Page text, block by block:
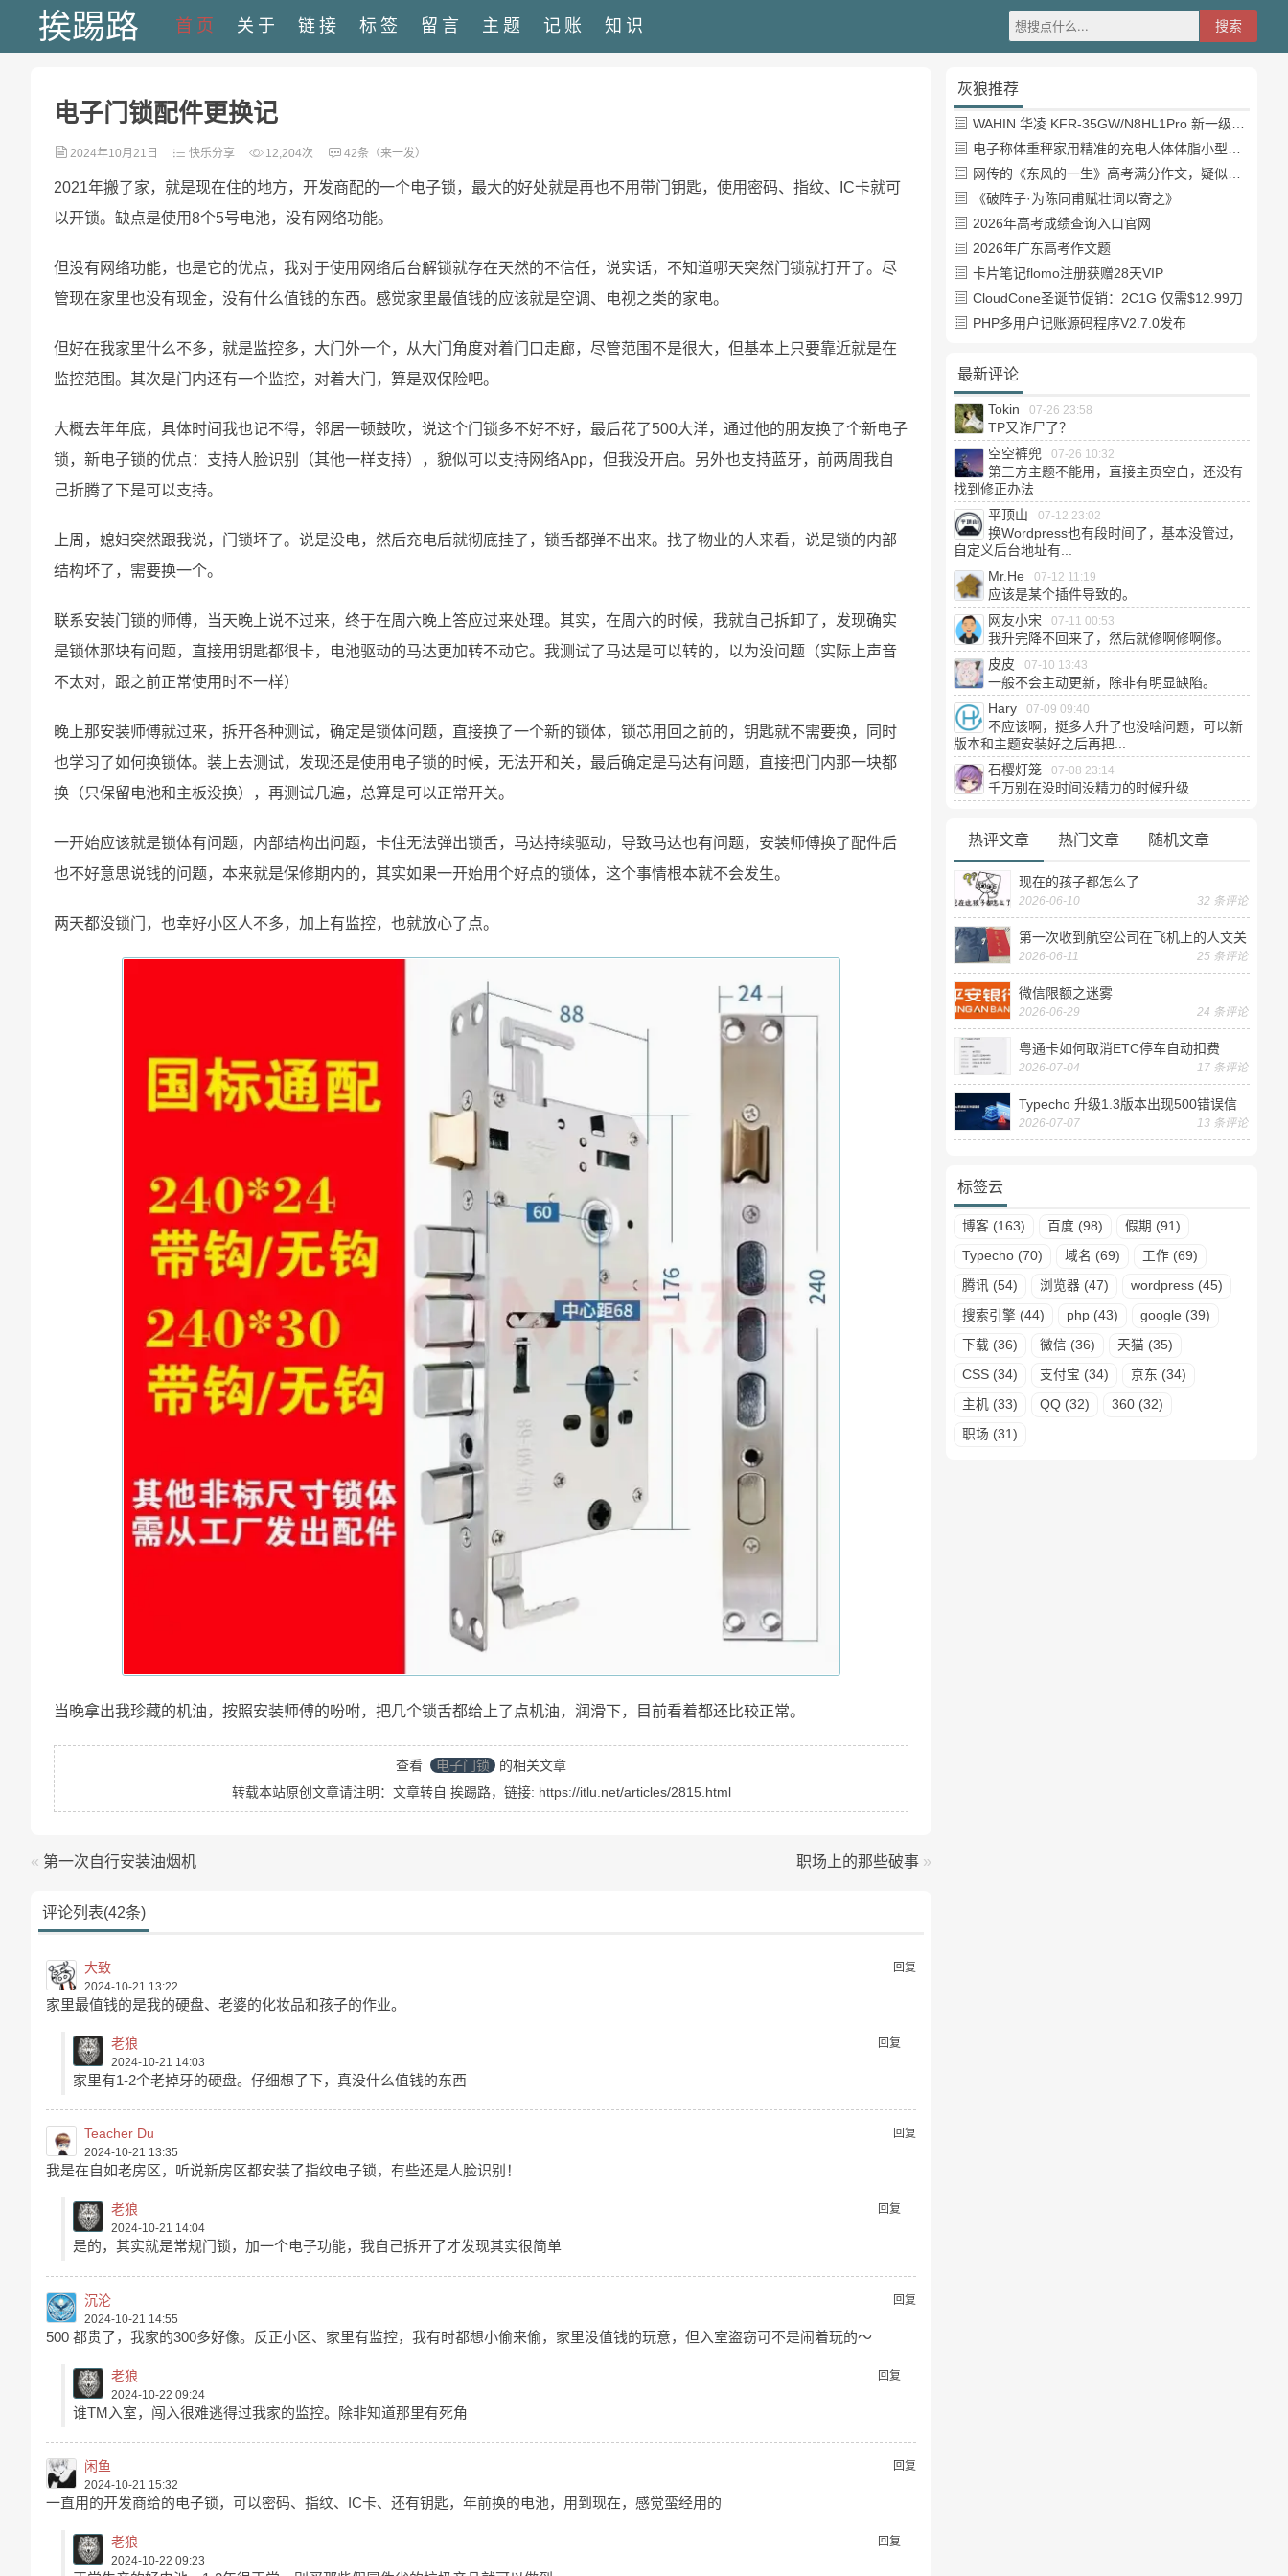
挨踢路 首页 关于 链接 标签 留言 主题 记账 知识
电子门锁配件更换记
2024年10月21日 快乐分享 12,204次 42条（来一发）
2021年搬了家，就是现在住的地方，开发商配的一个电子锁，最大的好处就是再也不用带门钥匙，使用密码、指纹、IC卡就可
以开锁。缺点是使用8个5号电池，没有网络功能。
但没有网络功能，也是它的优点，我对于使用网络后台解锁就存在天然的不信任，说实话，不知道哪天突然门锁就打开了。尽
管现在家里也没有现金，没有什么值钱的东西。感觉家里最值钱的应该就是空调、电视之类的家电。
但好在我家里什么不多，就是监控多，大门外一个，从大门角度对着门口走廊，尽管范围不是很大，但基本上只要靠近就是在
监控范围。其次是门内还有一个监控，对着大门，算是双保险吧。
大概去年年底，具体时间我也记不得，邻居一顿鼓吹，说这个门锁多不好不好，最后花了500大洋，通过他的朋友换了个新电子
锁，新电子锁的优点：支持人脸识别（其他一样支持），貌似可以支持网络App，但我没开启。另外也支持蓝牙，前两周我自
己折腾了下是可以支持。
上周，媳妇突然跟我说，门锁坏了。说是没电，然后充电后就彻底挂了，锁舌都弹不出来。找了物业的人来看，说是锁的内部
结构坏了，需要换一个。
联系安装门锁的师傅，当天晚上说不过来，终于在周六晚上答应过来处理。其实，在周六的时候，我就自己拆卸了，发现确实
是锁体那块有问题，直接用钥匙都很卡，电池驱动的马达更加转不动它。我测试了马达是可以转的，以为没问题（实际上声音
不太对，跟之前正常使用时不一样）
晚上那安装师傅就过来，拆开各种测试，确定是锁体问题，直接换了一个新的锁体，锁芯用回之前的，钥匙就不需要换，同时
也学习了如何换锁体。装上去测试，发现还是使用电子锁的时候，无法开和关，最后确定是马达有问题，直接把门内那一块都
换（只保留电池和主板没换），再测试几遍，总算是可以正常开关。
一开始应该就是锁体有问题，内部结构出问题，卡住无法弹出锁舌，马达持续驱动，导致马达也有问题，安装师傅换了配件后
也不好意思说钱的问题，本来就是保修期内的，其实如果一开始用个好点的锁体，这个事情根本就不会发生。
两天都没锁门，也幸好小区人不多，加上有监控，也就放心了点。
当晚拿出我珍藏的机油，按照安装师傅的吩咐，把几个锁舌都给上了点机油，润滑下，目前看着都还比较正常。
查看 电子门锁
的相关文章
转载本站原创文章请注明：文章转自 挨踢路，链接: https://itlu.net/articles/2815.html
« 第一次自行安装油烟机 职场上的那些破事 »
评论列表(42条)
回复
大致
2024-10-21 13:22
家里最值钱的是我的硬盘、老婆的化妆品和孩子的作业。
回复
老狼
2024-10-21 14:03
家里有1-2个老掉牙的硬盘。仔细想了下，真没什么值钱的东西
回复
Teacher Du
2024-10-21 13:35
我是在自如老房区，听说新房区都安装了指纹电子锁，有些还是人脸识别！
回复
老狼
2024-10-21 14:04
是的，其实就是常规门锁，加一个电子功能，我自己拆开了才发现其实很简单
回复
沉沦
2024-10-21 14:55
500 都贵了，我家的300多好像。反正小区、家里有监控，我有时都想小偷来偷，家里没值钱的玩意，但入室盗窃可不是闹着玩的～
回复
老狼
2024-10-22 09:24
谁TM入室，闯入很难逃得过我家的监控。除非知道那里有死角
回复
闲鱼
2024-10-21 15:32
一直用的开发商给的电子锁，可以密码、指纹、IC卡、还有钥匙，年前换的电池，用到现在，感觉蛮经用的
回复
老狼
2024-10-22 09:23
灰狼推荐
WAHIN 华凌 KFR-35GW/N8HL1Pro 新一级能效 壁挂式空调 1.5匹
电子称体重秤家用精准的充电人体体脂小型称重支持HUAWEI HiLink
网传的《东风的一生》高考满分作文，疑似自媒体或其他渠道炒作
《破阵子·为陈同甫赋壮词以寄之》
2026年高考成绩查询入口官网
2026年广东高考作文题
卡片笔记flomo注册获赠28天VIP
CloudCone圣诞节促销：2C1G 仅需$12.99刀
PHP多用户记账源码程序V2.7.0发布
最新评论
Tokin 07-26 23:58
TP又诈尸了？
空空裤兜
07-26 10:32
第三方主题不能用，直接主页空白，还没有
找到修正办法
平顶山
07-12 23:02
换Wordpress也有段时间了，基本没管过，
自定义后台地址有...
Mr.He
07-12 11:19
应该是某个插件导致的。
网友小宋
07-11 00:53
我升完降不回来了，然后就修啊修啊修。
皮皮
07-10 13:43
一般不会主动更新，除非有明显缺陷。
Hary
07-09 09:40
不应该啊，挺多人升了也没啥问题，可以新
版本和主题安装好之后再把...
石樱灯笼
07-08 23:14
千万别在没时间没精力的时候升级
热评文章 热门文章 随机文章
现在的孩子都怎么了
2026-06-10 32 条评论
第一次收到航空公司在飞机上的人文关
怀——送生日贺卡
2026-06-11 25 条评论
微信限额之迷雾
2026-06-29 24 条评论
粤通卡如何取消ETC停车自动扣费
2026-07-04 17 条评论
Typecho 升级1.3版本出现500错误信
息
2026-07-07 13 条评论
标签云
博客 (163) 百度 (98) 假期 (91)
Typecho (70) 域名 (69) 工作 (69)
腾讯 (54) 浏览器 (47) wordpress (45)
搜索引擎 (44) php (43) google (39)
下载 (36) 微信 (36) 天猫 (35)
CSS (34) 支付宝 (34) 京东 (34)
主机 (33) QQ (32) 360 (32)
职场 (31)